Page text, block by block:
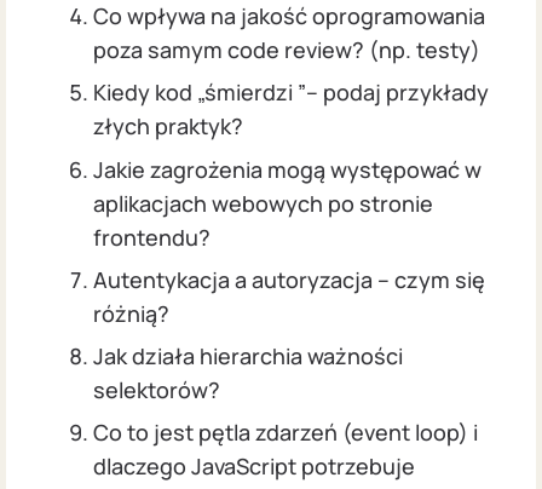
Co wpływa na jakość oprogramowania
poza samym code review? (np. testy)
Kiedy kod „śmierdzi ”– podaj przykłady
złych praktyk?
Jakie zagrożenia mogą występować w
aplikacjach webowych po stronie
frontendu?
Autentykacja a autoryzacja – czym się
różnią?
Jak działa hierarchia ważności
selektorów?
Co to jest pętla zdarzeń (event loop) i
dlaczego JavaScript potrzebuje